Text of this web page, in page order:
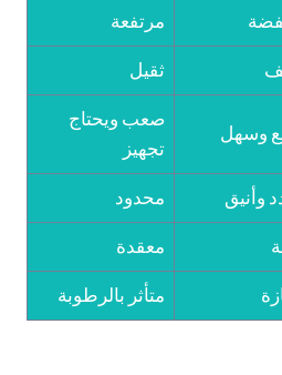
مرتفعة
ثقيل
وسهل
صعب ويحتاج
تجهيز
وأنيق محدود
معقدة
متأثر بالرطوبة